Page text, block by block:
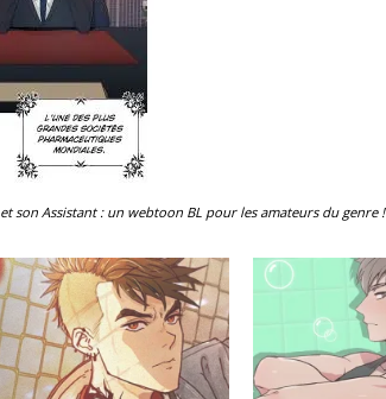
son Assistant : un webtoon BL pour les amateurs du genre !